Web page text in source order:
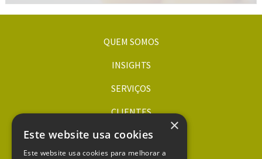
QUEM SOMOS
INSIGHTS
SERVIÇOS
CLIENTES
ORÇAMENTOS
×
Este website usa cookies
Este website usa cookies para melhorar a